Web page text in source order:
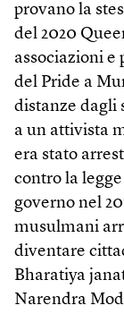
provano la
del 2020
associazioni e
del Pride a
distanze dagli
a un attivista
era stato
contro la
governo nel
musulmani
diventare
Bharatiya
Narendra